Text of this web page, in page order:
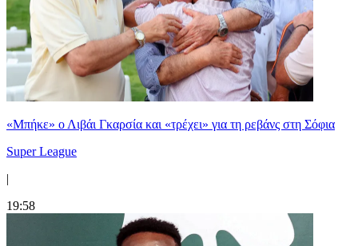
«Μπήκε» ο Λιβάι Γκαρσία και «τρέχει» για τη ρεβάνς στη Σόφια
Super League
|
19:58